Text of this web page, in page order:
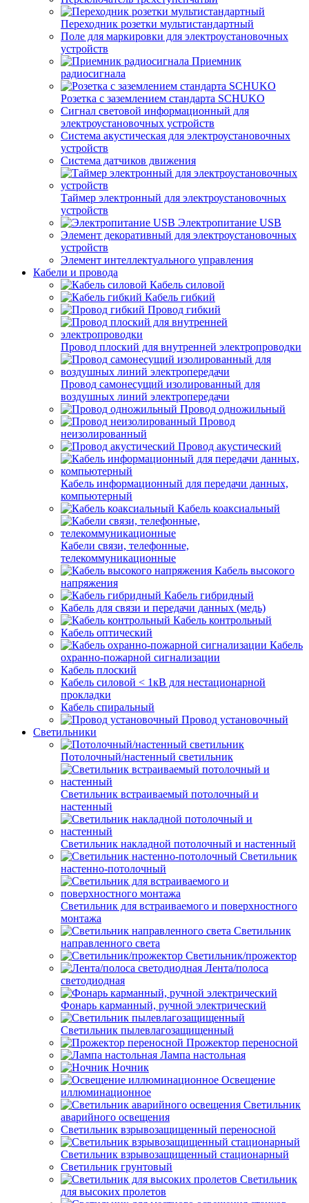
Переходник розетки мультистандартный
Поле для маркировки для электроустановочных
устройств
Приемник
радиосигнала
Розетка с заземлением стандарта SCHUKO
Сигнал световой информационный для
электроустановочных устройств
Система акустическая для электроустановочных
устройств
Система датчиков движения
Таймер электронный для электроустановочных
устройств
Электропитание USB
Элемент декоративный для электроустановочных
устройств
Элемент интеллектуального управления
Кабели и провода
Кабель силовой
Кабель гибкий
Провод гибкий
Провод плоский для внутренней электропроводки
Провод самонесущий изолированный для
воздушных линий электропередачи
Провод одножильный
Провод
неизолированный
Провод акустический
Кабель информационный для передачи данных,
компьютерный
Кабель коаксиальный
Кабели связи, телефонные,
телекоммуникационные
Кабель высокого
напряжения
Кабель гибридный
Кабель для связи и передачи данных (медь)
Кабель контрольный
Кабель оптический
Кабель
охранно-пожарной сигнализации
Кабель плоский
Кабель силовой < 1кВ для нестационарной
прокладки
Кабель спиральный
Провод установочный
Светильники
Потолочный/настенный светильник
Светильник встраиваемый потолочный и
настенный
Светильник накладной потолочный и настенный
Светильник
настенно-потолочный
Светильник для встраиваемого и поверхностного
монтажа
Светильник
направленного света
Светильник/прожектор
Лента/полоса
светодиодная
Фонарь карманный, ручной электрический
Светильник пылевлагозащищенный
Прожектор переносной
Лампа настольная
Ночник
Освещение
иллюминационное
Светильник
аварийного освещения
Светильник взрывозащищенный переносной
Светильник взрывозащищенный стационарный
Светильник грунтовый
Светильник
для высоких пролетов